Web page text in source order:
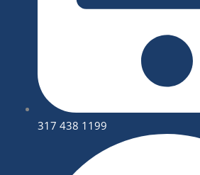
317 438 1199